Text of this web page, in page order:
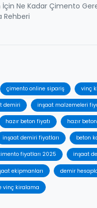
İçin Ne Kadar Çimento
Rehberi
çimento online sipariş vinç
demiri inşaat malzemeleri
hazır beton fiyatı hazır
inşaat demiri fiyatları beton
fiyatları 2025 inşaat
ekipmanları demir
vinç kiralama